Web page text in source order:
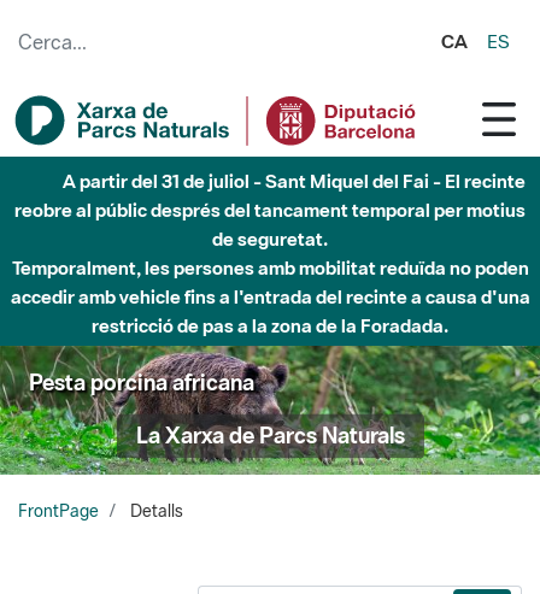
CA ES
A partir del 31 de juliol - Sant Miquel del Fai - El recinte
reobre al públic després del tancament temporal per motius
de seguretat.
Temporalment, les persones amb mobilitat reduïda no poden
accedir amb vehicle fins a l'entrada del recinte a causa d'una
restricció de pas a la zona de la Foradada.
Pesta porcina africana
La Xarxa de Parcs Naturals
FrontPage Detalls